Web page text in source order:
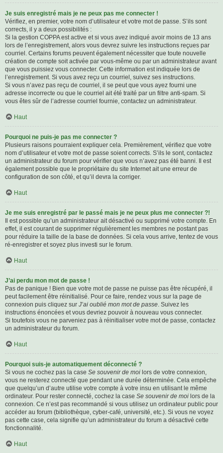
Je suis enregistré mais je ne peux pas me connecter !
Vérifiez, en premier, votre nom d’utilisateur et votre mot de passe. S’ils sont
corrects, il y a deux possibilités :
Si la gestion COPPA est active et si vous avez indiqué avoir moins de 13 ans
lors de l’enregistrement, alors vous devrez suivre les instructions reçues par
courriel. Certains forums peuvent également nécessiter que toute nouvelle
création de compte soit activée par vous-même ou par un administrateur avant
que vous puissiez vous connecter. Cette information est indiquée lors de
l’enregistrement. Si vous avez reçu un courriel, suivez ses instructions.
Si vous n’avez pas reçu de courriel, il se peut que vous ayez fourni une
adresse incorrecte ou que le courriel ait été traité par un filtre anti-spam. Si
vous êtes sûr de l’adresse courriel fournie, contactez un administrateur.
Haut
Pourquoi ne puis-je pas me connecter ?
Plusieurs raisons pourraient expliquer cela. Premièrement, vérifiez que votre
nom d’utilisateur et votre mot de passe soient corrects. S’ils le sont, contactez
un administrateur du forum pour vérifier que vous n’avez pas été banni. Il est
également possible que le propriétaire du site Internet ait une erreur de
configuration de son côté, et qu’il devra la corriger.
Haut
Je me suis enregistré par le passé mais je ne peux plus me connecter ?!
Il est possible qu’un administrateur ait désactivé ou supprimé votre compte. En
effet, il est courant de supprimer régulièrement les membres ne postant pas
pour réduire la taille de la base de données. Si cela vous arrive, tentez de vous
ré-enregistrer et soyez plus investi sur le forum.
Haut
J’ai perdu mon mot de passe !
Pas de panique ! Bien que votre mot de passe ne puisse pas être récupéré, il
peut facilement être réinitialisé. Pour ce faire, rendez vous sur la page de
connexion puis cliquez sur J’ai oublié mon mot de passe. Suivez les
instructions énoncées et vous devriez pouvoir à nouveau vous connecter.
Si toutefois vous ne parveniez pas à réinitialiser votre mot de passe, contactez
un administrateur du forum.
Haut
Pourquoi suis-je automatiquement déconnecté ?
Si vous ne cochez pas la case Se souvenir de moi lors de votre connexion,
vous ne resterez connecté que pendant une durée déterminée. Cela empêche
que quelqu’un d’autre utilise votre compte à votre insu en utilisant le même
ordinateur. Pour rester connecté, cochez la case Se souvenir de moi lors de la
connexion. Ce n’est pas recommandé si vous utilisez un ordinateur public pour
accéder au forum (bibliothèque, cyber-café, université, etc.). Si vous ne voyez
pas cette case, cela signifie qu’un administrateur du forum a désactivé cette
fonctionnalité.
Haut